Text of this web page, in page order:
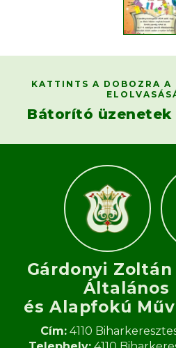
KATTINTS A DOBOZRA A
Bátorító üzenetek
Gárdonyi
Általános
és Alapfokú
Cím: 4110